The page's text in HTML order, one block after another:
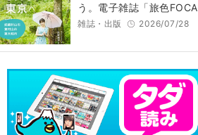
う。電子雑誌「旅色
雑誌・出版 2026/07/28